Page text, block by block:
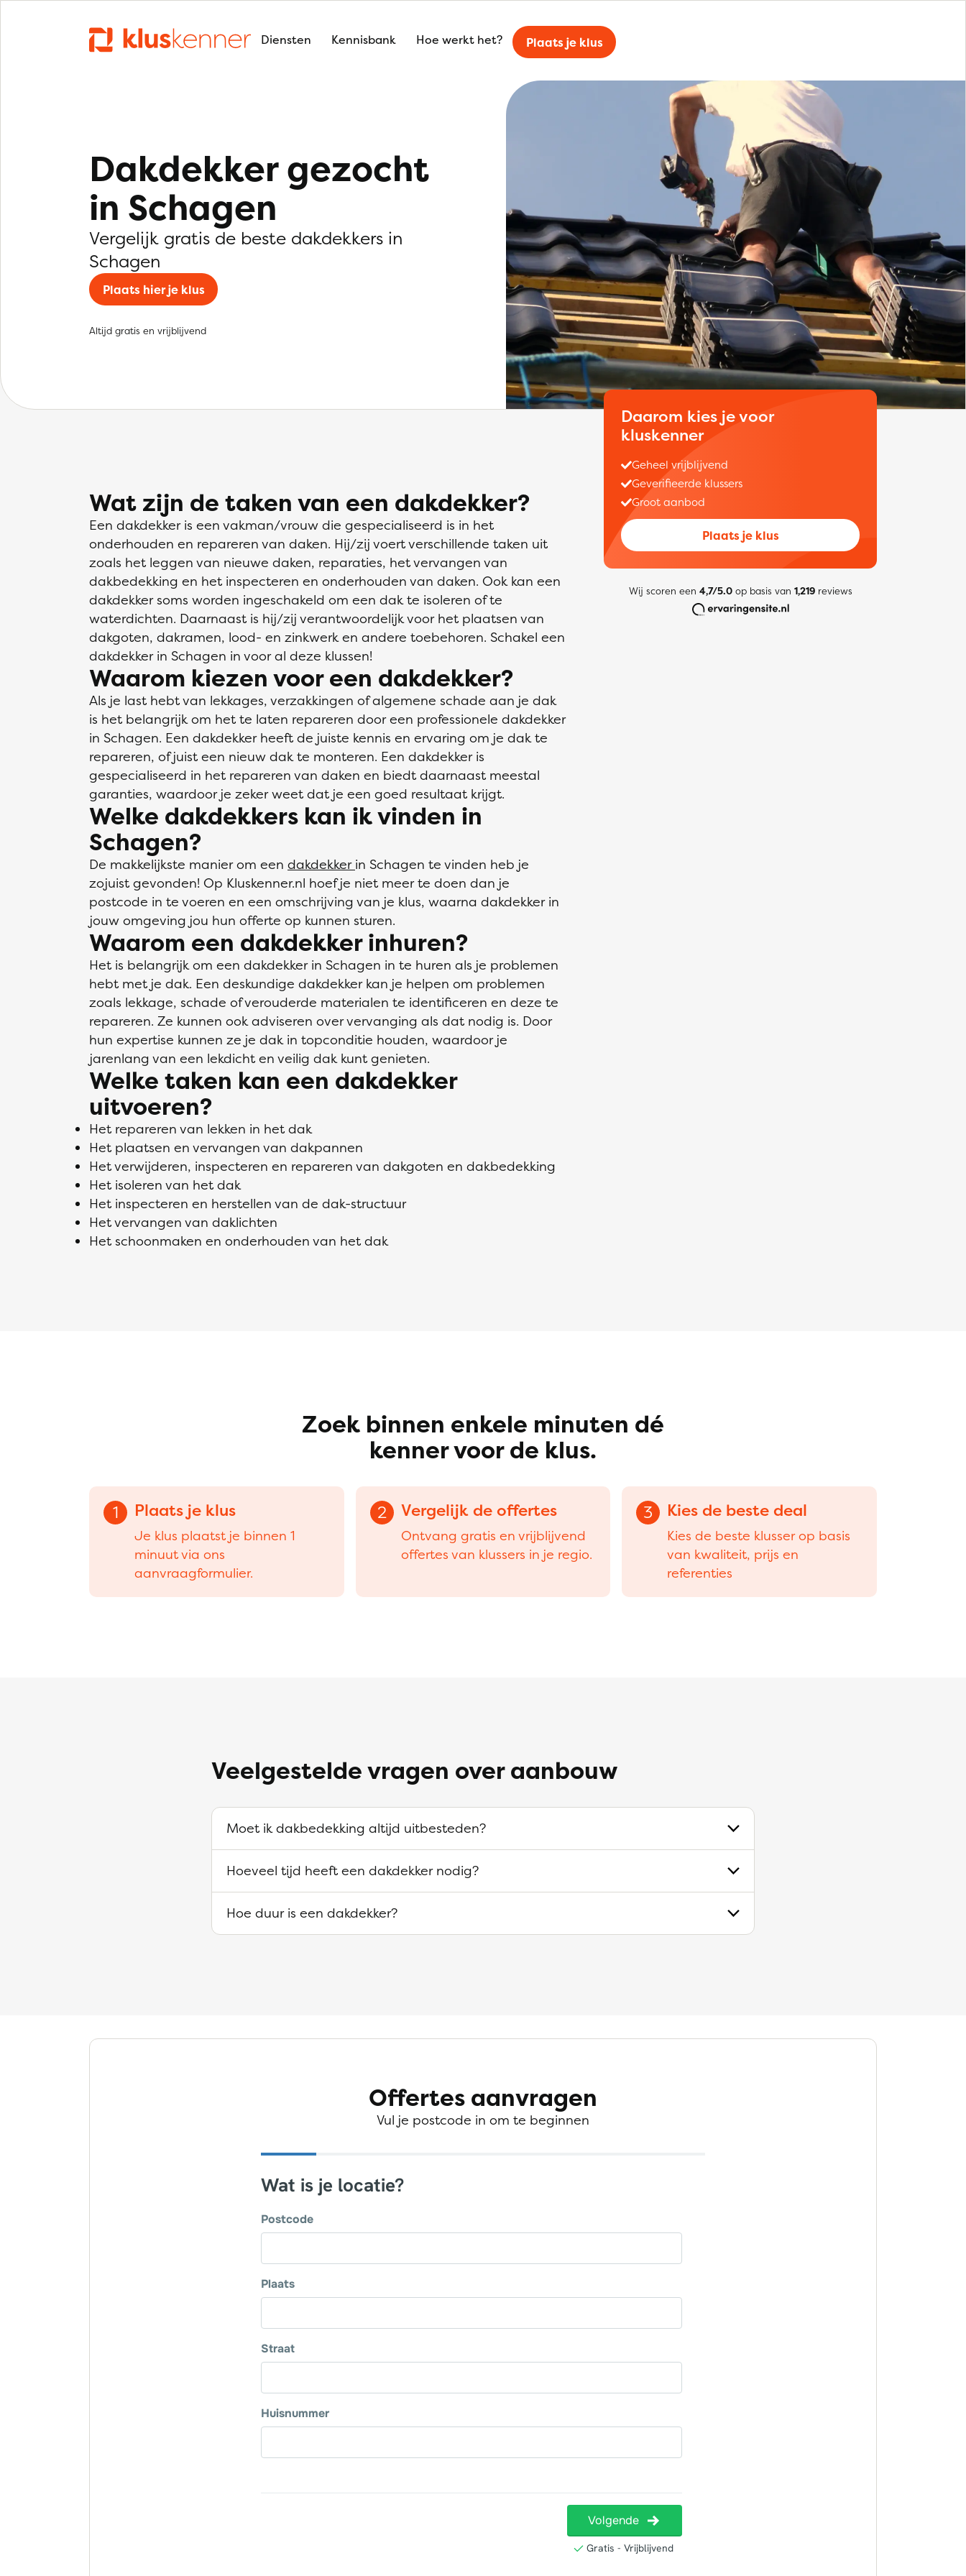
Diensten Kennisbank Hoe werkt het? Plaats je klus
Dakdekker gezocht
in Schagen
Vergelijk gratis de beste dakdekkers in
Schagen
Plaats hier je klus
Altijd gratis en vrijblijvend
Wat zijn de taken van een dakdekker?
Een dakdekker is een vakman/vrouw die gespecialiseerd is in het
onderhouden en repareren van daken. Hij/zij voert verschillende taken uit
zoals het leggen van nieuwe daken, reparaties, het vervangen van
dakbedekking en het inspecteren en onderhouden van daken. Ook kan een
dakdekker soms worden ingeschakeld om een dak te isoleren of te
waterdichten. Daarnaast is hij/zij verantwoordelijk voor het plaatsen van
dakgoten, dakramen, lood- en zinkwerk en andere toebehoren. Schakel een
dakdekker in Schagen in voor al deze klussen!
Waarom kiezen voor een dakdekker?
Als je last hebt van lekkages, verzakkingen of algemene schade aan je dak
is het belangrijk om het te laten repareren door een professionele dakdekker
in Schagen. Een dakdekker heeft de juiste kennis en ervaring om je dak te
repareren, of juist een nieuw dak te monteren. Een dakdekker is
gespecialiseerd in het repareren van daken en biedt daarnaast meestal
garanties, waardoor je zeker weet dat je een goed resultaat krijgt.
Welke dakdekkers kan ik vinden in
Schagen?
De makkelijkste manier om een dakdekker in Schagen te vinden heb je
zojuist gevonden! Op Kluskenner.nl hoef je niet meer te doen dan je
postcode in te voeren en een omschrijving van je klus, waarna dakdekker in
jouw omgeving jou hun offerte op kunnen sturen.
Waarom een dakdekker inhuren?
Het is belangrijk om een dakdekker in Schagen in te huren als je problemen
hebt met je dak. Een deskundige dakdekker kan je helpen om problemen
zoals lekkage, schade of verouderde materialen te identificeren en deze te
repareren. Ze kunnen ook adviseren over vervanging als dat nodig is. Door
hun expertise kunnen ze je dak in topconditie houden, waardoor je
jarenlang van een lekdicht en veilig dak kunt genieten.
Welke taken kan een dakdekker
uitvoeren?
Het repareren van lekken in het dak
Het plaatsen en vervangen van dakpannen
Het verwijderen, inspecteren en repareren van dakgoten en dakbedekking
Het isoleren van het dak
Het inspecteren en herstellen van de dak-structuur
Het vervangen van daklichten
Het schoonmaken en onderhouden van het dak
Daarom kies je voor
kluskenner
Geheel vrijblijvend
Geverifieerde klussers
Groot aanbod
Plaats je klus
Wij scoren een 4,7/5.0op basis van 1,219reviews
Zoek binnen enkele minuten dé
kenner voor de klus.
1 Plaats je klus
Je klus plaatst je binnen 1
minuut via ons
aanvraagformulier.
2 Vergelijk de offertes
Ontvang gratis en vrijblijvend
offertes van klussers in je regio.
3 Kies de beste deal
Kies de beste klusser op basis
van kwaliteit, prijs en
referenties
Veelgestelde vragen over aanbouw
Moet ik dakbedekking altijd uitbesteden?
Hoeveel tijd heeft een dakdekker nodig?
Hoe duur is een dakdekker?
Offertes aanvragen
Vul je postcode in om te beginnen